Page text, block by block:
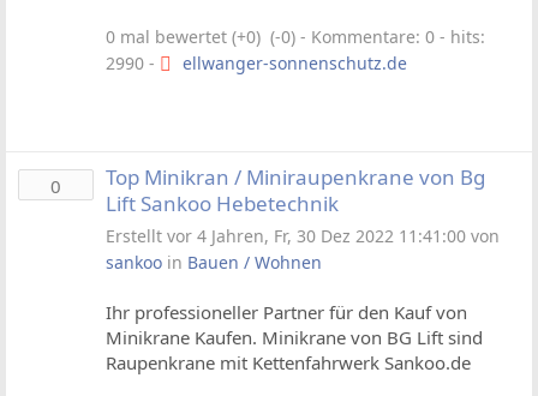
0 mal bewertet (+0) (-0)- Kommentare: 0 - hits:
2990 -
ellwanger-sonnenschutz.de
0
Top Minikran / Miniraupenkrane von Bg
Lift Sankoo Hebetechnik
Erstellt vor 4 Jahren, Fr, 30 Dez 2022 11:41:00 von
sankooin Bauen / Wohnen
Ihr professioneller Partner für den Kauf von
Minikrane Kaufen. Minikrane von BG Lift sind
Raupenkrane mit Kettenfahrwerk Sankoo.de